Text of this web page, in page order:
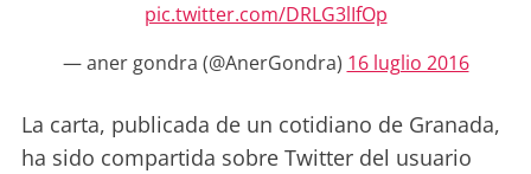
pic.twitter.com/DRLG3lIfOp
— aner gondra (@AnerGondra) 16 luglio 2016
La carta, publicada de un cotidiano de Granada,
ha sido compartida sobre Twitter del usuario